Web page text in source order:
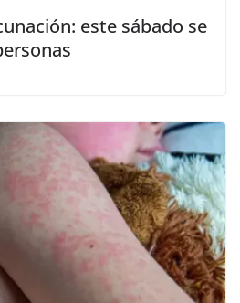
este sábado se